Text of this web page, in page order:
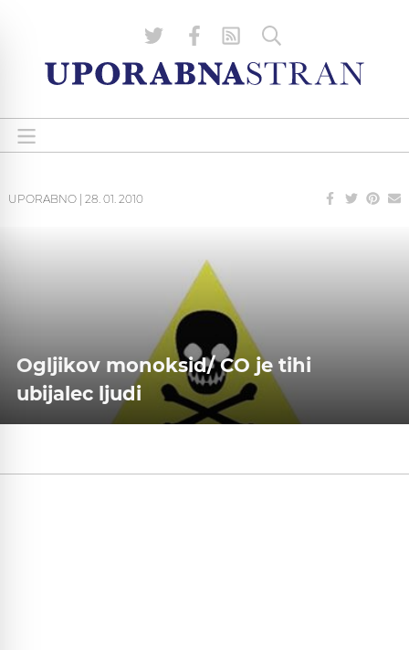
UPORABNO 28. 01. 2010
Ogljikov monoksid/ CO je tihi
ubijalec ljudi